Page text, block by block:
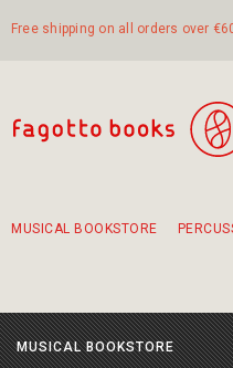
Free shipping on all orders over
MUSICAL BOOKSTORE
MUSICAL BOOKSTORE